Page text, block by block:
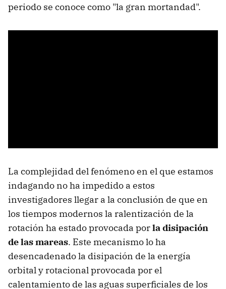
periodo se conoce como "la gran mortandad".
La complejidad del fenómeno en el que estamos
indagando no ha impedido a estos
investigadores llegar a la conclusión de que en
los tiempos modernos la ralentización de la
rotación ha estado provocada porla disipación
de las mareas. Este mecanismo lo ha
desencadenado la disipación de la energía
orbital y rotacional provocada por el
calentamiento de las aguas superficiales de los